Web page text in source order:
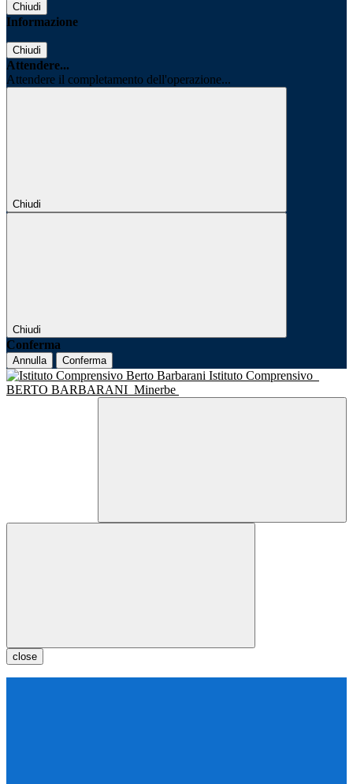
Chiudi
Informazione
Chiudi
Attendere...
Attendere il completamento dell'operazione...
Chiudi
Chiudi
Conferma
Annulla Conferma
Istituto Comprensivo
BERTO BARBARANI Minerbe
close